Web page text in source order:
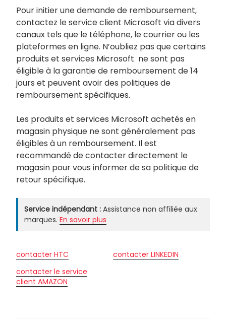
Pour initier une demande de remboursement,
contactez le service client Microsoft via divers
canaux tels que le téléphone, le courrier ou les
plateformes en ligne. N’oubliez pas que certains
produits et services Microsoft ne sont pas
éligible à la garantie de remboursement de 14
jours et peuvent avoir des politiques de
remboursement spécifiques.
Les produits et services Microsoft achetés en
magasin physique ne sont généralement pas
éligibles à un remboursement. Il est
recommandé de contacter directement le
magasin pour vous informer de sa politique de
retour spécifique.
Service indépendant : Assistance non affiliée aux
marques. En savoir plus
contacter HTC
contacter LINKEDIN
contacter le service
client AMAZON